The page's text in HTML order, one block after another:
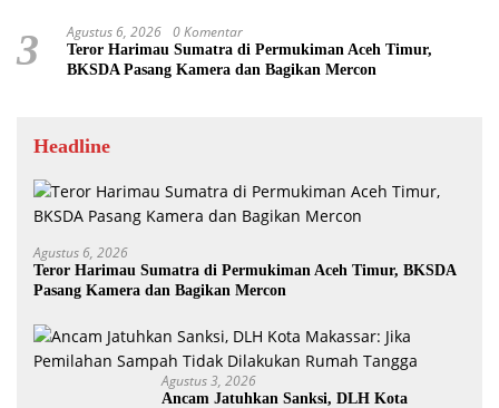
3 Agustus 6, 2026 0 Komentar
Teror Harimau Sumatra di Permukiman Aceh Timur,
BKSDA Pasang Kamera dan Bagikan Mercon
Headline
Agustus 6, 2026
Teror Harimau Sumatra di Permukiman Aceh Timur, BKSDA
Pasang Kamera dan Bagikan Mercon
Agustus 3, 2026
Ancam Jatuhkan Sanksi, DLH Kota